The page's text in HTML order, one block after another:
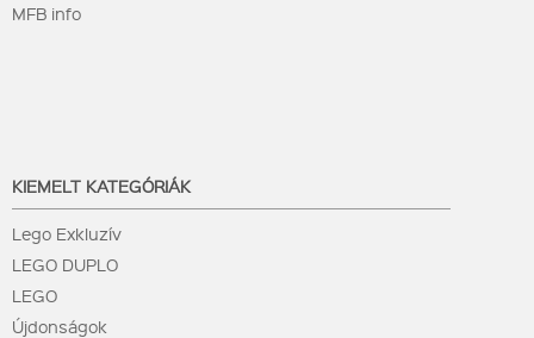
MFB info
KIEMELT KATEGÓRIÁK
Lego Exkluzív
LEGO DUPLO
LEGO
Újdonságok